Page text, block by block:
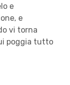
e
e
vi torna
poggia tutto